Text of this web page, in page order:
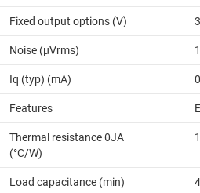
Fixed output options (V)
Noise (µVrms)
Iq (typ) (mA)
Features
Thermal resistance θJA
(°C/W)
Load capacitance (min)